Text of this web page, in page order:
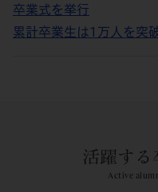
卒業式を挙行
累計卒業生は1万人を突
活躍する
Active